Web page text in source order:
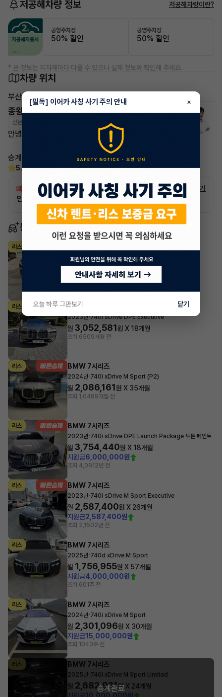
저공해차량 정보 저공해차량이란?
공항주차장
50% 할인
공영주차장
50% 할인
* 본 정보는 지자체마다 다를 수 있으니 실제 정보와 확인해 주세요.
차량 위치
부산
종왕현 매니저
전문교육수료
안녕하세요~ 이어카 종왕현 매니저입니다.
승계하시면서 불편한점 없도록 깔끔하게 진행드리겠습니다!
5.0(13)
빠른승계서비스
인증 차량으로 승계하는 이유?
자세히 보기
동일 차종 이어카
리스
2022년· 730Ld xDrive M Sport Pack
1,260,700
지원금5,000,000원
리스 BMW 7시리즈
2023년·740i sDrive DPE Executive
월 3,052,581원 X 18개월
조회 6509개월 전
리스 BMW 7시리즈
2024년·740i xDrive M Sport (P2)
월 2,086,161원 X 35개월
조회 1,0489개월 전
리스 BMW 7시리즈
2023년·740i sDrive DPE Launch Package 투톤 페인트
월 3,754,440원 X 18개월
지원금6,000,000원
조회 4,091 2년 전
리스 BMW 7시리즈
2023년·740i sDrive M Sport Executive
월 2,587,400원 X 26개월
지원금2,587,400원
조회 2,1502년 전
리스 BMW 7시리즈
2025년·740d xDrive M Sport
월 1,756,955원 X 57개월
지원금4,000,000원
조회 601주 전
리스 BMW 7시리즈
2024년·740i xDrive M Sport
월 2,301,096원 X 30개월
지원금15,000,000원
조회 1043주 전
리스 BMW 7시리즈
2025년· 740i xDrive M Sport Limited
월 2,682,931원 X 24개월
승계완료
[필독] 이어카 사칭 사기 주의 안내 ×
오늘 하루 그만보기 닫기